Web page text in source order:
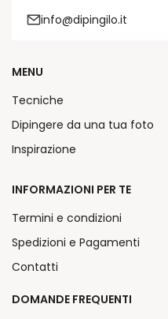
info@dipingilo.it
MENU
Tecniche
Dipingere da una tua foto
Inspirazione
INFORMAZIONI PER TE
Termini e condizioni
Spedizioni e Pagamenti
Contatti
DOMANDE FREQUENTI